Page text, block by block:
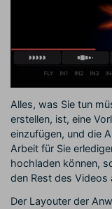
Alles, was Sie tun
erstellen, ist, eine
einzufügen, und die
Arbeit für Sie
hochladen können,
den Rest des Videos
Der Layouter der